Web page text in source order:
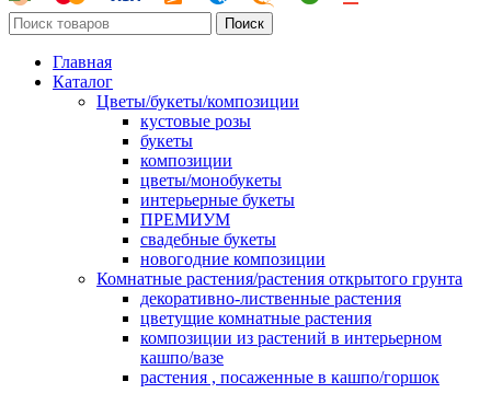
Поиск
Главная
Каталог
Цветы/букеты/композиции
кустовые розы
букеты
композиции
цветы/монобукеты
интерьерные букеты
ПРЕМИУМ
свадебные букеты
новогодние композиции
Комнатные растения/растения открытого грунта
декоративно-лиственные растения
цветущие комнатные растения
композиции из растений в интерьерном
кашпо/вазе
растения , посаженные в кашпо/горшок